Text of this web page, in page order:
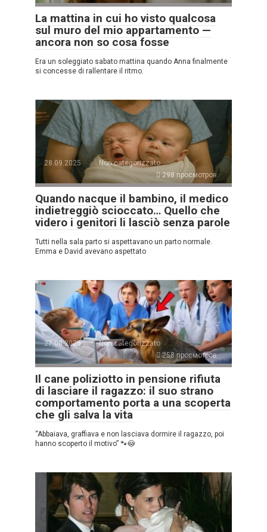
La mattina in cui ho visto qualcosa
sul muro del mio appartamento —
ancora non so cosa fosse
Era un soleggiato sabato mattina quando Anna finalmente
si concesse di rallentare il ritmo.
28.09.2025
Non categorizzato
298 просмотров
Quando nacque il bambino, il medico
indietreggiò scioccato… Quello che
videro i genitori li lasciò senza parole
Tutti nella sala parto si aspettavano un parto normale.
Emma e David avevano aspettato
27.08.2025
Non categorizzato
258 просмотров
Il cane poliziotto in pensione rifiuta
di lasciare il ragazzo: il suo strano
comportamento porta a una scoperta
che gli salva la vita
“Abbaiava, graffiava e non lasciava dormire il ragazzo, poi
hanno scoperto il motivo” 🐾😳